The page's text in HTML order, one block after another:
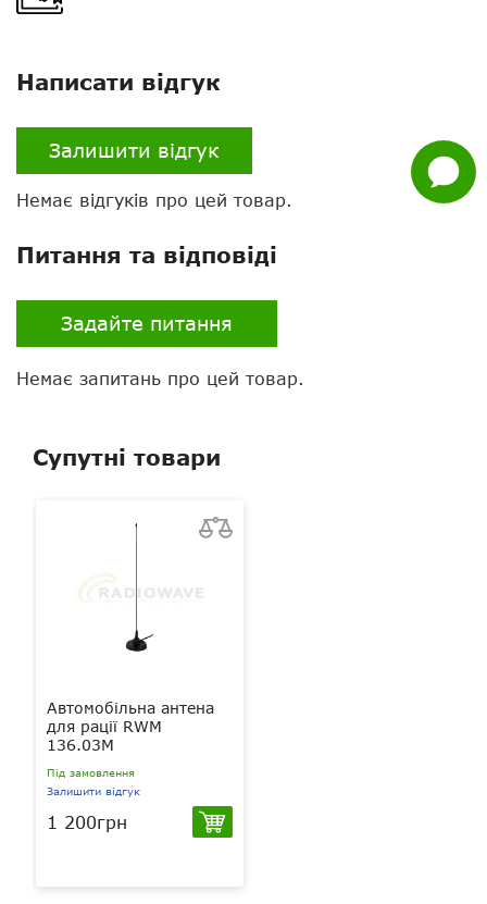
Задати
питання
Тип цифрового зв'язку
Тип шифрування
Moto 256 bit, ARC 4 (40
біт), (опціонально
немає
Bluetooth
Написати відгук
Залишити відгук
Немає відгуків про цей товар.
Питання та відповіді
Задайте питання
Немає запитань про цей товар.
Супутні товари
Автомобільна антена
для рації RWM
136.03M
Під замовлення
Залишити відгук
1 200грн